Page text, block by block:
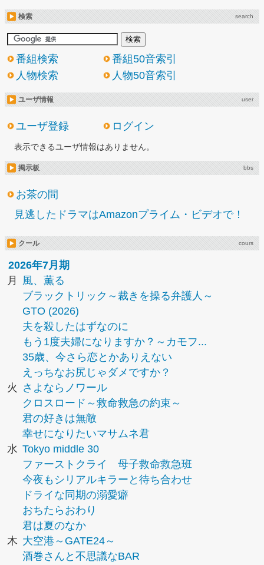
検索 search
番組検索
番組50音索引
人物検索
人物50音索引
ユーザ情報 user
ユーザ登録 ログイン
表示できるユーザ情報はありません。
掲示板 bbs
お茶の間
見逃したドラマはAmazonプライム・ビデオで！
クール cours
2026年7月期
月
風、薫る
ブラックトリック～裁きを操る弁護人～
GTO (2026)
夫を殺したはずなのに
もう1度夫婦になりますか？～カモフ...
35歳、今さら恋とかありえない
えっちなお尻じゃダメですか？
火
さよならノワール
クロスロード～救命救急の約束～
君の好きは無敵
幸せになりたいマサムネ君
水 Tokyo middle 30
ファーストクライ 母子救命救急班
今夜もシリアルキラーと待ち合わせ
ドライな同期の溺愛癖
おちたらおわり
君は夏のなか
木 大空港～GATE24～
酒巻さんと不思議なBAR